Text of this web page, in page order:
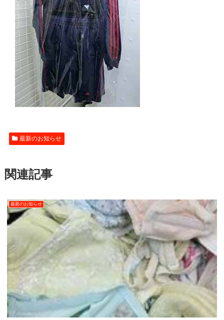
最新のお知らせ
関連記事
最新のお知らせ